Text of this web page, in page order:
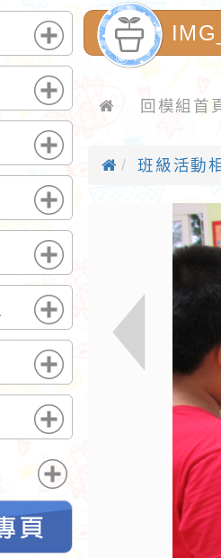
展
開
選
單
展
開
選
單
展
開
選
單
展
開
選
單
展
開
選
單
展
開
選
單
展
開
選
單
展
開
選
單
展
開
選
回模組首
班級活動